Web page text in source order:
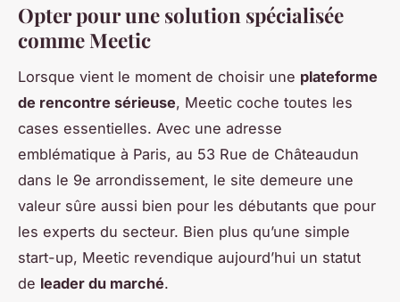
Opter pour une solution spécialisée
comme Meetic
Lorsque vient le moment de choisir une plateforme
de rencontre sérieuse, Meetic coche toutes les
cases essentielles. Avec une adresse
emblématique à Paris, au 53 Rue de Châteaudun
dans le 9e arrondissement, le site demeure une
valeur sûre aussi bien pour les débutants que pour
les experts du secteur. Bien plus qu’une simple
start-up, Meetic revendique aujourd’hui un statut
de leader du marché.